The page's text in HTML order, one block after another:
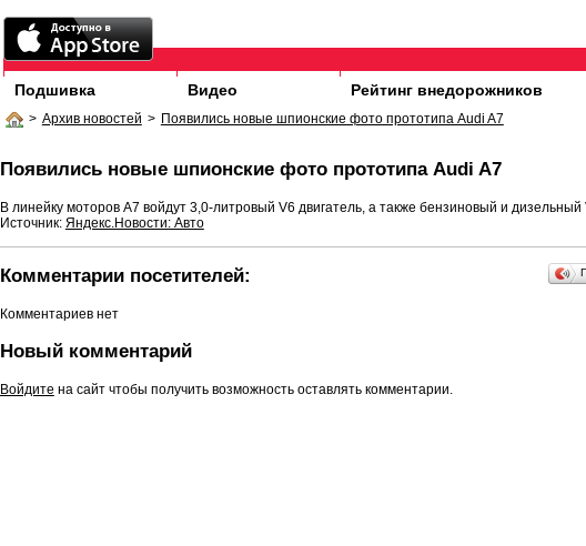
Подшивка Видео Рейтинг внедорожников
> Архив новостей > Появились новые шпионские фото прототипа Audi A7
Появились новые шпионские фото прототипа Audi A7
В линейку моторов A7 войдут 3,0-литровый V6 двигатель, а также бензиновый и дизельный
Источник: Яндекс.Новости: Авто
Комментарии посетителей:
Комментариев нет
Новый комментарий
Войдите на сайт чтобы получить возможность оставлять комментарии.